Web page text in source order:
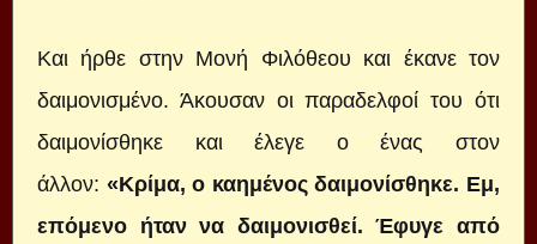
Και ήρθε στην Μονή Φιλόθεου και έκανε τον
δαιμονισμένο. Άκουσαν οι παραδελφοί του ότι
δαιμονίσθηκε και έλεγε ο ένας στον
άλλον: «Κρίμα, ο καημένος δαιμονίσθηκε. Εμ,
επόμενο ήταν να δαιμονισθεί. Έφυγε από